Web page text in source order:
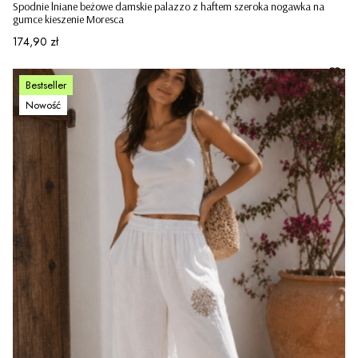
Spodnie lniane beżowe damskie palazzo z haftem szeroka nogawka na
gumce kieszenie Moresca
Cena
174,90 zł
Bestseller
Nowość